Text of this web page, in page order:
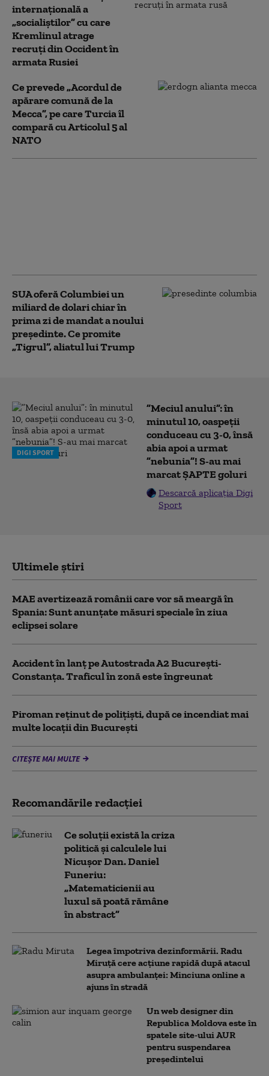
internațională a
„socialiștilor” cu care
Kremlinul atrage
recruți din Occident în
armata Rusiei
Ce prevede „Acordul de
apărare comună de la
Mecca”, pe care Turcia îl
compară cu Articolul 5 al
NATO
SUA oferă Columbiei un
miliard de dolari chiar în
prima zi de mandat a noului
președinte. Ce promite
„Tigrul”, aliatul lui Trump
DIGI SPORT
”Meciul anului”: în
minutul 10, oaspeții
conduceau cu 3-0, însă
abia apoi a urmat
”nebunia”! S-au mai
marcat ȘAPTE goluri
Descarcă aplicația Digi
Sport
Ultimele știri
MAE avertizează românii care vor să meargă în
Spania: Sunt anunțate măsuri speciale în ziua
eclipsei solare
Accident în lanț pe Autostrada A2 București-
Constanța. Traficul în zonă este îngreunat
Piroman reţinut de poliţişti, după ce incendiat mai
multe locaţii din București
CITEȘTE MAI MULTE
Recomandările redacţiei
Ce soluții există la criza
politică și calculele lui
Nicușor Dan. Daniel
Funeriu:
„Matematicienii au
luxul să poată rămâne
în abstract”
Legea împotriva dezinformării. Radu
Miruță cere acțiune rapidă după atacul
asupra ambulanței: Minciuna online a
ajuns în stradă
Un web designer din
Republica Moldova este în
spatele site-ului AUR
pentru suspendarea
președintelui